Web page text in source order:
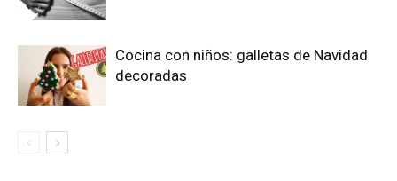
Cocina con niños: galletas de Navidad
decoradas